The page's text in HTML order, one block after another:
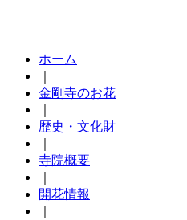
ホーム
金剛寺のお花
歴史・文化財
寺院概要
開花情報